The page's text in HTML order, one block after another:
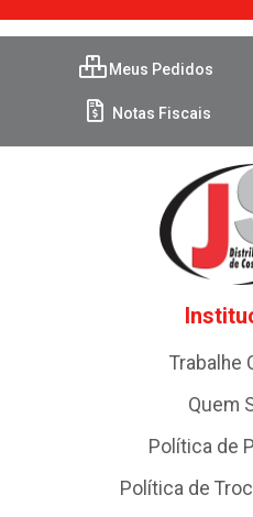
Meus Pedidos
Notas Fiscais
Trabalhe
Quem
Política de
Política de